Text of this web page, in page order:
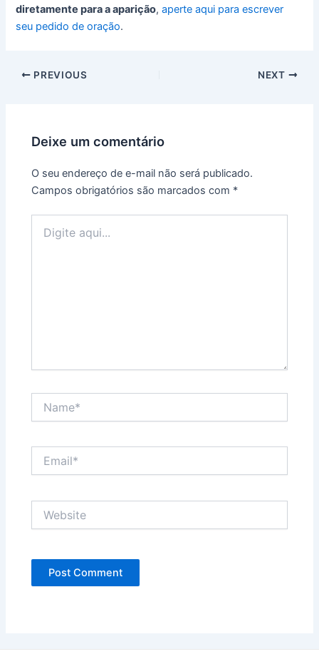
diretamente para a aparição,aperte aqui para escrever
seu pedido de oração.
PREVIOUS NEXT
Deixe um comentário
O seu endereço de e-mail não será publicado.
Campos obrigatórios são marcados com *
aqui...